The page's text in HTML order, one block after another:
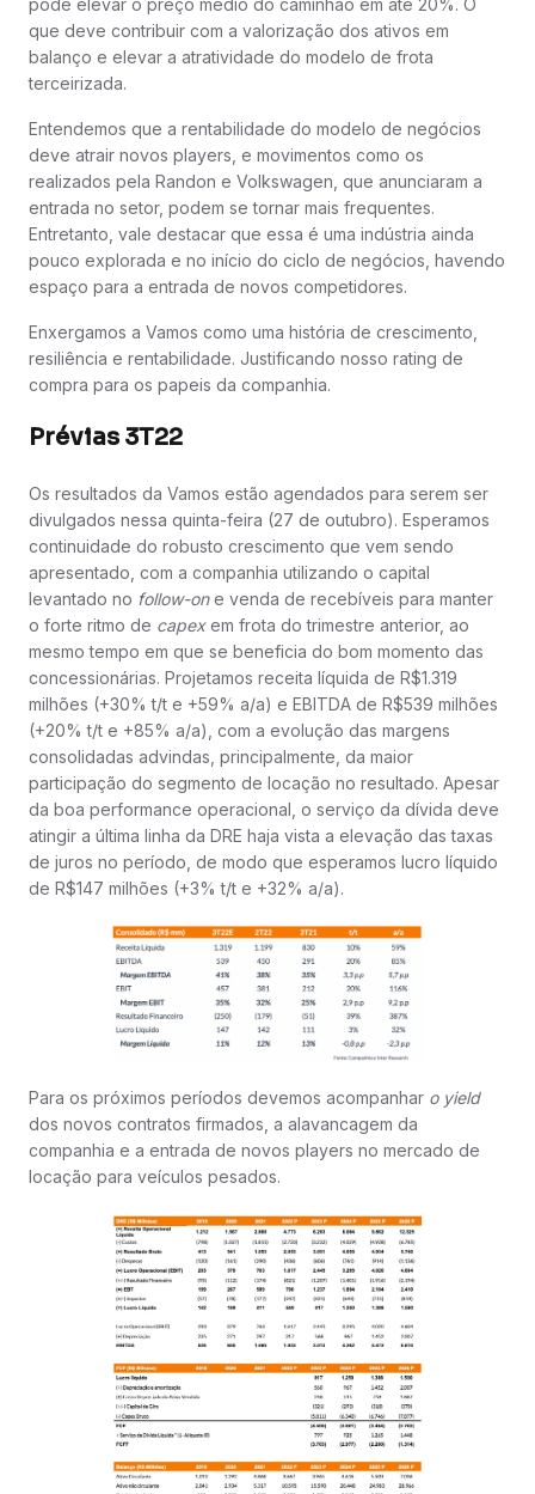
pode elevar o preço médio do caminhão em até 20%. O
que deve contribuir com a valorização dos ativos em
balanço e elevar a atratividade do modelo de frota
terceirizada.
Entendemos que a rentabilidade do modelo de negócios
deve atrair novos players, e movimentos como os
realizados pela Randon e Volkswagen, que anunciaram a
entrada no setor, podem se tornar mais frequentes.
Entretanto, vale destacar que essa é uma indústria ainda
pouco explorada e no início do ciclo de negócios, havendo
espaço para a entrada de novos competidores.
Enxergamos a Vamos como uma história de crescimento,
resiliência e rentabilidade. Justificando nosso rating de
compra para os papeis da companhia.
Prévias 3T22
Os resultados da Vamos estão agendados para serem ser
divulgados nessa quinta-feira (27 de outubro). Esperamos
continuidade do robusto crescimento que vem sendo
apresentado, com a companhia utilizando o capital
levantado no follow-one venda de recebíveis para manter
o forte ritmo de capexem frota do trimestre anterior, ao
mesmo tempo em que se beneficia do bom momento das
concessionárias. Projetamos receita líquida de R$1.319
milhões (+30% t/t e +59% a/a) e EBITDA de R$539 milhões
(+20% t/t e +85% a/a), com a evolução das margens
consolidadas advindas, principalmente, da maior
participação do segmento de locação no resultado. Apesar
da boa performance operacional, o serviço da dívida deve
atingir a última linha da DRE haja vista a elevação das taxas
de juros no período, de modo que esperamos lucro líquido
de R$147 milhões (+3% t/t e +32% a/a).
Para os próximos períodos devemos acompanhar o yield
dos novos contratos firmados, a alavancagem da
companhia e a entrada de novos players no mercado de
locação para veículos pesados.